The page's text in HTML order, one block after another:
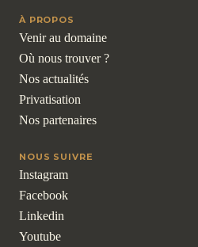
À PROPOS
Venir au domaine
Où nous trouver ?
Nos actualités
Privatisation
Nos partenaires
NOUS SUIVRE
Instagram
Facebook
Linkedin
Youtube